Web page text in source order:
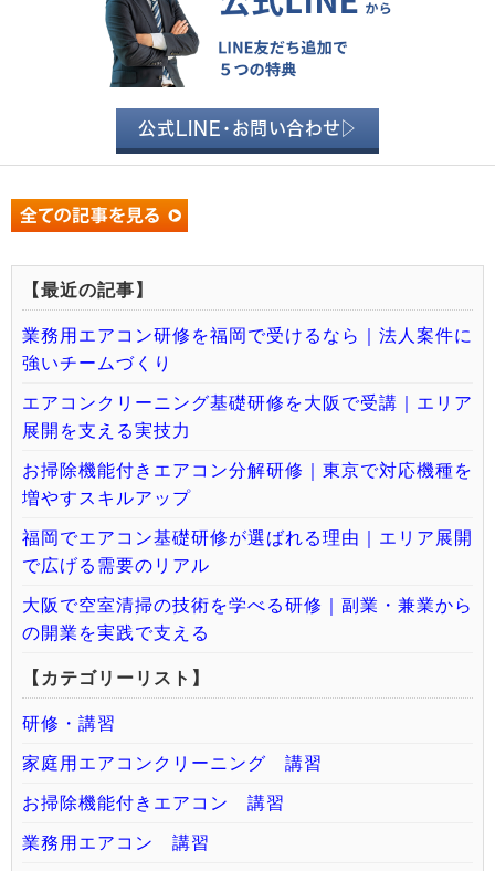
公式LINE・お問い合わせ▷
【最近の記事】
業務用エアコン研修を福岡で受けるなら｜法人案件に
強いチームづくり
エアコンクリーニング基礎研修を大阪で受講｜エリア
展開を支える実技力
お掃除機能付きエアコン分解研修｜東京で対応機種を
増やすスキルアップ
福岡でエアコン基礎研修が選ばれる理由｜エリア展開
で広げる需要のリアル
大阪で空室清掃の技術を学べる研修｜副業・兼業から
の開業を実践で支える
【カテゴリーリスト】
研修・講習
家庭用エアコンクリーニング 講習
お掃除機能付きエアコン 講習
業務用エアコン 講習